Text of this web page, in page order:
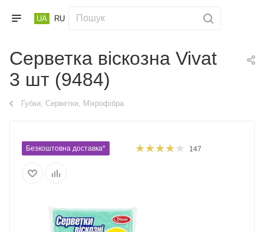
UA RU
Серветка віскозна Vivat
3 шт (9484)
Губки, Серветки, Мікрофібра
Безкоштовна доставка* 147